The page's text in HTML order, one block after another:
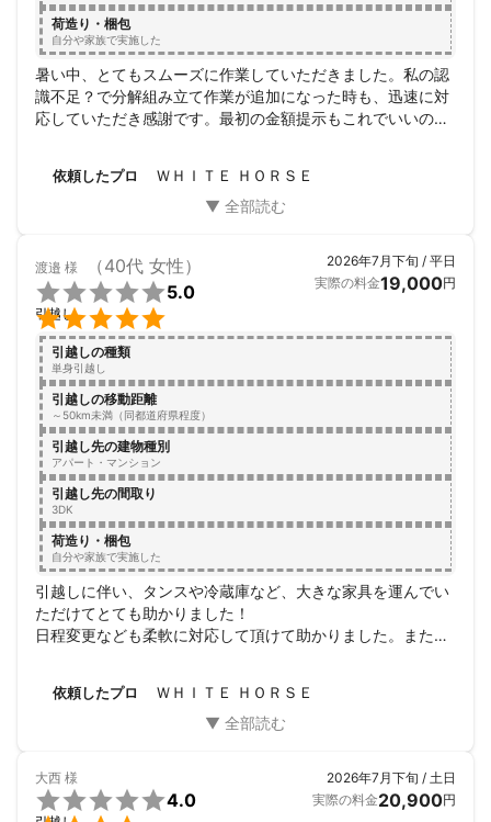
・IKEA 家具に関しては、取り扱いをお断りさせていただく場合が
ございます。ご了承ください。
・引越し当日の追加荷物については、追加料金が発生いたしま
す。もし追加作業が必要となった場合、往復の作業となる場合
・道幅が狭くトラックが入らない場合、事前にお知らせいただけ
ますようお願い申し上げます。適切な車両で対応いたします。
私たちはただ荷物を運ぶだけではありません。お客様の大切な思
い出や、新しいスタートを共に支える存在です。
どんなに小さな荷物でも、心を込めて大切に運びます。
引越しという大きな一歩を、安心と笑顔で包み込み、お客様の新
しい生活が素晴らしいものになるよう全力でサポートいたしま
す。
私たちと一緒に、信頼と感動に満ちたお引越しを実現しません
か？
ぜひ弊社に引越しをお任せください！
荷造り・梱包
自分や家族で実施した
暑い中、とてもスムーズに作業していただきました。私の認
識不足？で分解組み立て作業が追加になった時も、迅速に対
応していただき感謝です。最初の金額提示もこれでいいの？
ろしくお願いします。
依頼したプロ ＷＨＩＴＥ ＨＯＲＳＥ
渡邉 様 （40代 女性）


5.0
引越し
2026年7月下旬 / 平日
実際の料金19,000円
引越しの種類
単身引越し
引越しの移動距離
～50km未満（同都道府県程度）
引越し先の建物種別
アパート・マンション
引越し先の間取り
3DK
荷造り・梱包
自分や家族で実施した
引越しに伴い、タンスや冷蔵庫など、大きな家具を運んでい
ただけてとても助かりました！
日程変更なども柔軟に対応して頂けて助かりました。また荷
も真摯に対応していただき、ありがとうございました。
金額も最初の提示通りにお安くしていただけてとてもありが
依頼したプロ ＷＨＩＴＥ ＨＯＲＳＥ
大西 様
4.0
2026年7月下旬 / 土日
実際の料金20,900円